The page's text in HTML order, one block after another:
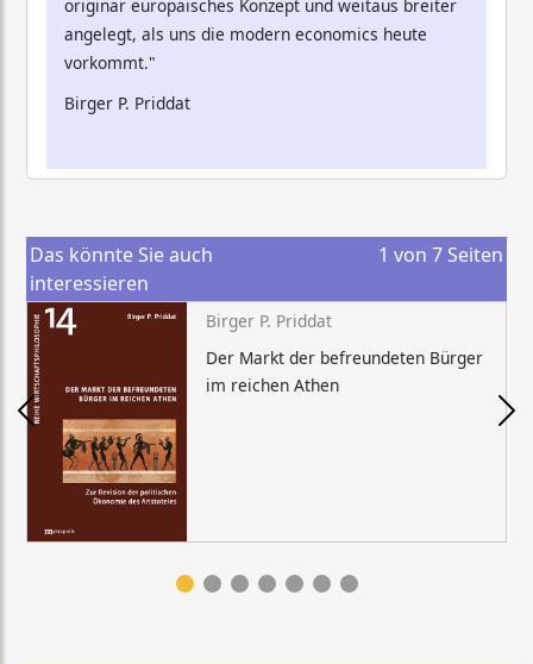
originär europäisches Konzept und weitaus breiter
angelegt, als uns die modern economics heute
vorkommt."
Birger P. Priddat
Das könnte Sie auch
interessieren
1 von 7 Seiten
Birger P. Priddat
Der Markt der befreundeten Bürger
im reichen Athen